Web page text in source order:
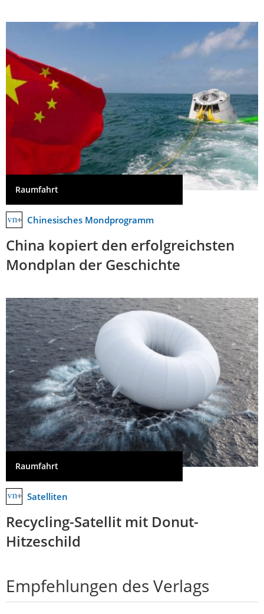
Raumfahrt
Chinesisches Mondprogramm
China kopiert den erfolgreichsten
Mondplan der Geschichte
Raumfahrt
Satelliten
Recycling-Satellit mit Donut-
Hitzeschild
Empfehlungen des Verlags